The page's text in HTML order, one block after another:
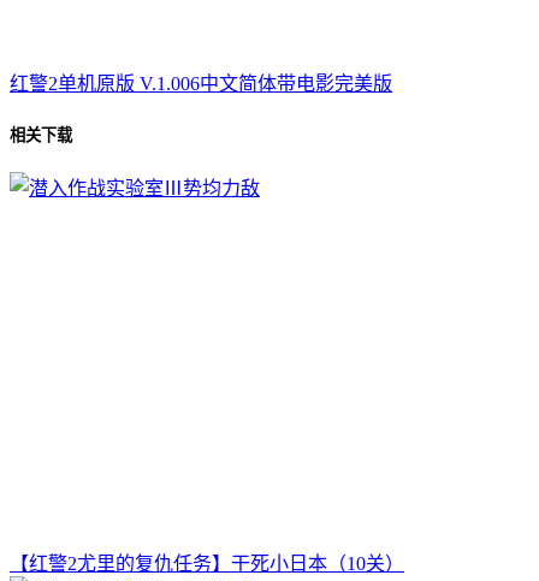
红警2单机原版 V.1.006中文简体带电影完美版
相关下载
【红警2尤里的复仇任务】干死小日本（10关）